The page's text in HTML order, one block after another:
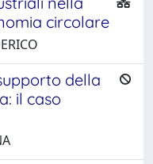
circolare
della
il caso